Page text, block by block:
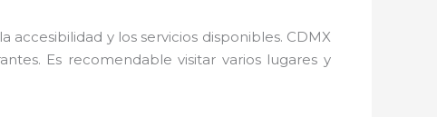
y los servicios disponibles. CDMX
Es recomendable visitar varios lugares y